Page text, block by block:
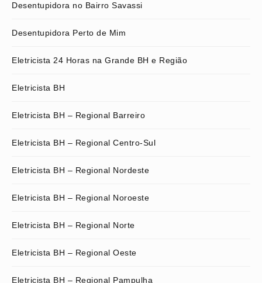
Desentupidora no Bairro Savassi
Desentupidora Perto de Mim
Eletricista 24 Horas na Grande BH e Região
Eletricista BH
Eletricista BH – Regional Barreiro
Eletricista BH – Regional Centro-Sul
Eletricista BH – Regional Nordeste
Eletricista BH – Regional Noroeste
Eletricista BH – Regional Norte
Eletricista BH – Regional Oeste
Eletricista BH – Regional Pampulha